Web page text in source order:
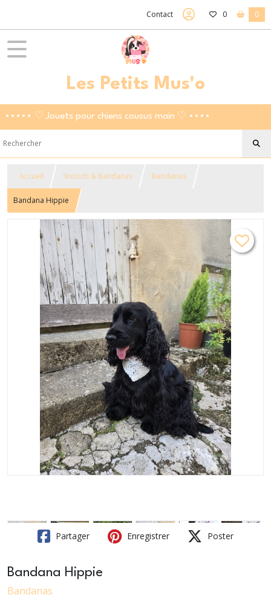
Contact 0 0
Les Petits Mus'o
••••• ♡ Jouets pour chiens cousus main ♡ ••••
Accueil Snoods & Bandanas Bandanas
Bandana Hippie
Partager Enregistrer Poster
Bandana Hippie
Bandanas